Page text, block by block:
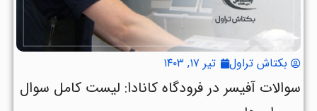
بکتاش تراول تیر ۱۷, ۱۴۰۳
سوالات آفیسر در فرودگاه کانادا: لیست کامل سوال